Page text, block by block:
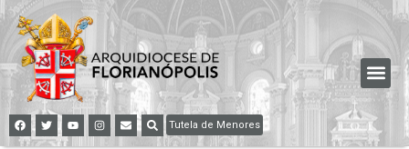
Tutela de Menores